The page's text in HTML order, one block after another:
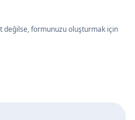
değilse, formunuzu oluşturmak için